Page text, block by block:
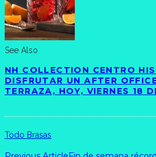
See Also
NH COLLECTION CENTRO
DISFRUTAR UN AFTER
TERRAZA, HOY, VIERNES 18
Todo Brasas